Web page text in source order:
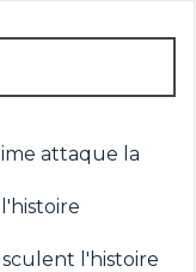
attaque la
l'histoire